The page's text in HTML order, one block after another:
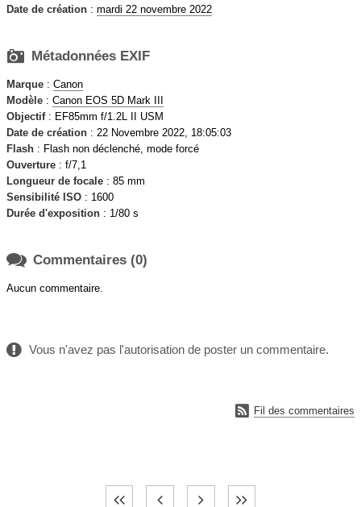
Date de création : mardi 22 novembre 2022
 Métadonnées EXIF
Marque : Canon
Modèle : Canon EOS 5D Mark III
Objectif: EF85mm f/1.2L II USM
Date de création : 22 Novembre 2022, 18:05:03
Flash : Flash non déclenché, mode forcé
Ouverture : f/7,1
Longueur de focale : 85 mm
Sensibilité ISO : 1600
Durée d'exposition : 1/80 s
 Commentaires (0)
Aucun commentaire.
Vous n'avez pas l'autorisation de poster un commentaire.
 Fil des commentaires